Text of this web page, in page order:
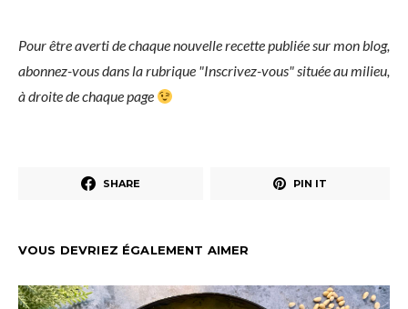
Pour être averti de chaque nouvelle recette publiée sur mon blog,
abonnez-vous dans la rubrique "Inscrivez-vous" située au milieu,
à droite de chaque page
SHARE PIN IT
VOUS DEVRIEZ ÉGALEMENT AIMER